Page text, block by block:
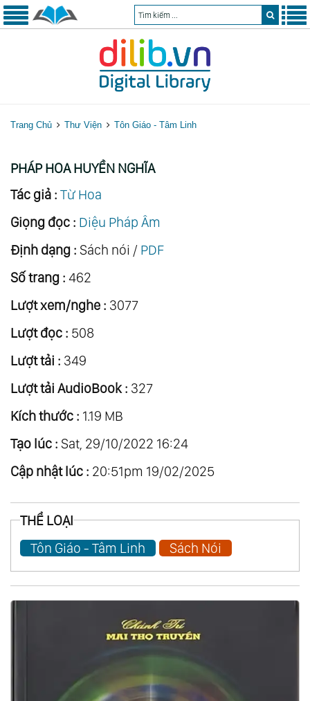
Trang Chủ Thư Viện Tôn Giáo - Tâm Linh
PHÁP HOA HUYỀN NGHĨA
Tác giả : Từ Hoa
Giọng đọc : Diệu Pháp Âm
Định dạng : Sách nói / PDF
Số trang : 462
Lượt xem/nghe : 3077
Lượt đọc : 508
Lượt tải : 349
Lượt tải AudioBook : 327
Kích thước : 1.19 MB
Tạo lúc : Sat, 29/10/2022 16:24
Cập nhật lúc : 20:51pm 19/02/2025
THỂ LOẠI
Tôn Giáo - Tâm Linh
Sách Nói